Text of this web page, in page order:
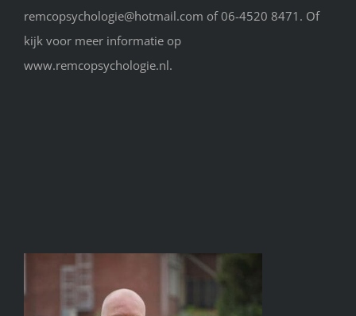
remcopsychologie@hotmail.com of 06-4520 8471. Of
kijk voor meer informatie op
www.remcopsychologie.nl.